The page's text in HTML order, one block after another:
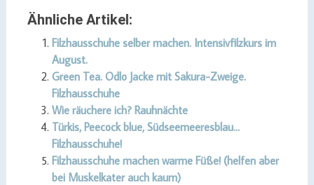
Ähnliche Artikel:
Filzhausschuhe selber machen. Intensivfilzkurs im
August.
Green Tea. Odlo Jacke mit Sakura-Zweige.
Filzhausschuhe
Wie räuchere ich? Rauhnächte
Türkis, Peecock blue, Südseemeeresblau…
Filzhausschuhe!
Filzhausschuhe machen warme Füße! (helfen aber
bei Muskelkater auch kaum)